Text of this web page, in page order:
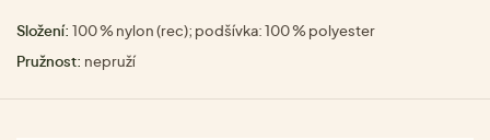
Složení: 100 % nylon (rec); podšívka: 100 % polyester
Pružnost: nepruží